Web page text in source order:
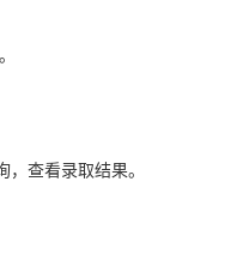
查看录取结果。